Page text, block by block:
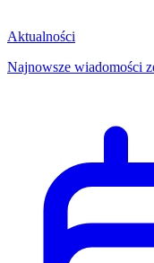
Aktualności
Najnowsze wiadomości